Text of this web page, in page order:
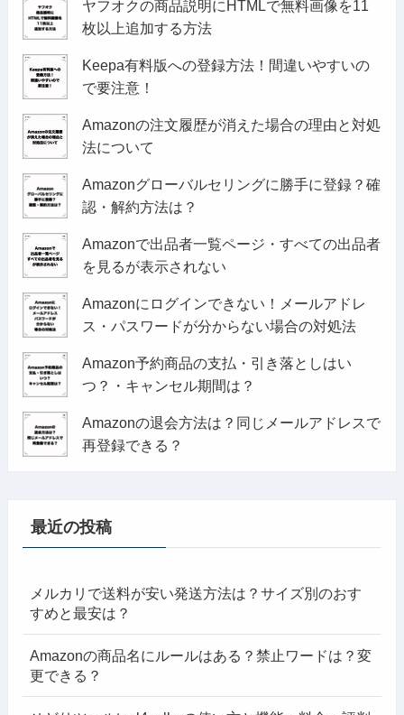
ヤフオクの商品説明にHTMLで無料画像を11
枚以上追加する方法
Keepa有料版への登録方法！間違いやすいの
で要注意！
Amazonの注文履歴が消えた場合の理由と対処
法について
Amazonグローバルセリングに勝手に登録？確
認・解約方法は？
Amazonで出品者一覧ページ・すべての出品者
を見るが表示されない
Amazonにログインできない！メールアドレ
ス・パスワードが分からない場合の対処法
Amazon予約商品の支払・引き落としはい
つ？・キャンセル期間は？
Amazonの退会方法は？同じメールアドレスで
再登録できる？
最近の投稿
メルカリで送料が安い発送方法は？サイズ別のおす
すめと最安は？
Amazonの商品名にルールはある？禁止ワードは？変
更できる？